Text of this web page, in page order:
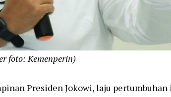
foto: Kemenperin)
Presiden Jokowi, laju